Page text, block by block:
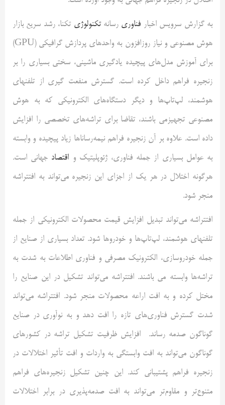
به گزارش سرویس اخبار فناوری رسانهتکنولوژی تکنا، رشد سریع بازار
هوش مصنوعی و نیاز روزافزون به واحدهای پردازش گرافیکی (GPU)
برای آموزش مدل‌های پیچیده یادگیری ماشینی، سختی بسیاری را بر
زنجیره فراهم داخل کرده است. گسترش منفعت گیری از تلفنهای
هوشمند، لپ‌تاپ‌ها و دیگر دستگاه‌های الکترونیکی که به هوش
مصنوعی تجهیزمی باشند، تقاضا برای تراشه‌های تخصصی را افزایش
داده است. علاوه بر آن زنجیره فراهم نیمه‌رساناها زیاد پیچیده و وابسته
به عوامل بسیاری از جمله فناوری، ژئوپلیتیک و اقتصاد جهانی است.
هرگونه اختلال در هر یک از اجزای این زنجیره می‌تواند به افتتراشه
منجر شود.
افتتراشه می‌تواند تبدیل افزایش قیمت محصولات الکترونیکی از جمله
تلفنهای هوشمند، لپ‌تاپ‌ها و خودروها شود. تعداد بسیاری از صنایع از
جمله خودروسازی، الکترونیک مصرفی و فناوری اطلاعات به شدت به
تراشه‌ها وابسته می باشند. افتتراشه می‌تواند تشکیل در این صنایع را
مختل کرده و به افت اراعه محصولات منجر شود. افتتراشه می‌تواند
شدت گسترش فناوری‌های تازه را افت دهد و به نوآوری در صنایع
گوناگون صدمه رساند. افزایش ظرفیت تشکیل تراشه در کشورهای
گوناگون می‌تواند به افت وابستگی به واردات و افت تأثیر اختلالات در
زنجیره فراهم پشتیبانی کند. این چنین تشکیل زنجیره‌های فراهم
متنوع‌تر و مقاوم‌تر می‌تواند به افت صدمه‌پذیری در برابر اختلالات